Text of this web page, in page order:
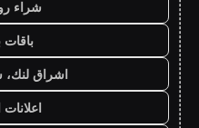
شراء
باقات
اشراق لنك،
اعلانات